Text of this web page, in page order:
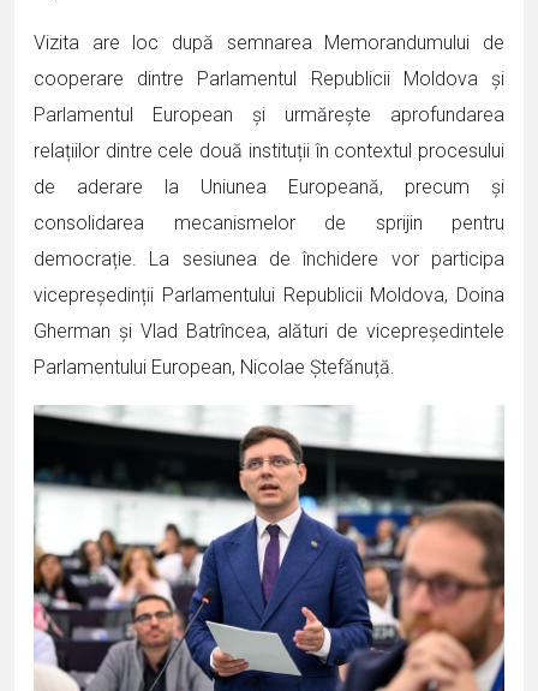
Vizita are loc după semnarea Memorandumului de
cooperare dintre Parlamentul Republicii Moldova și
Parlamentul European și urmărește aprofundarea
relațiilor dintre cele două instituții în contextul procesului
de aderare la Uniunea Europeană, precum și
consolidarea mecanismelor de sprijin pentru
democrație. La sesiunea de închidere vor participa
vicepreședinții Parlamentului Republicii Moldova, Doina
Gherman și Vlad Batrîncea, alături de vicepreședintele
Parlamentului European, Nicolae Ștefănuță.